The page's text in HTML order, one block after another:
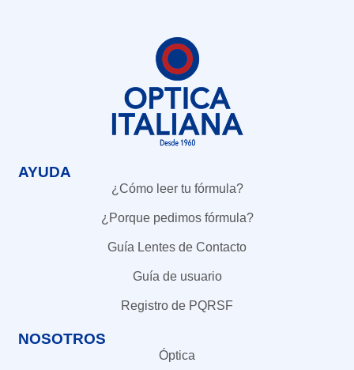
AYUDA
¿Cómo leer tu fórmula?
¿Porque pedimos fórmula?
Guía Lentes de Contacto
Guía de usuario
Registro de PQRSF
NOSOTROS
Óptica